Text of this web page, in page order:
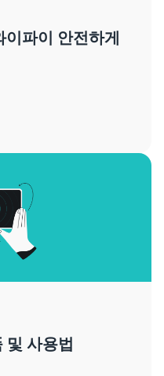
이파이 안전하게
및 사용법